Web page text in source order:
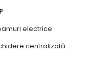
electrice
centralizată